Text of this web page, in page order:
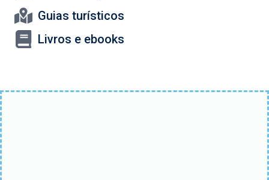
Guias turísticos
Livros e ebooks